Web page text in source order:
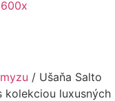
/ Ušaňa Salto
kolekciou luxusných